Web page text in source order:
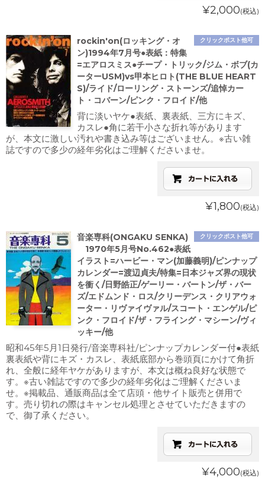
¥2,000(税込)
クリックポスト他可
rockin'on(ロッキング・オ
ン)1994年7月号●表紙：特集
=エアロスミス●チープ・トリック/ジム・ボブ(カ
ーターUSM)vs甲本ヒロト(THE BLUE HEART
S)/ライド/ローリング・ストーンズ/追悼カー
ト・コバーン/ピンク・フロイド/他
背に淡いヤケ●表紙、裏表紙、三方にキズ、
カスレ●角に若干小さな折れ等があります
が、本文に激しい汚れや書き込み等はございません。※古い雑
誌ですので多少の経年劣化はご理解くださいませ。
¥1,800(税込)
クリックポスト他可
音楽専科(ONGAKU SENKA)
1970年5月号No.462●表紙
イラスト=ハービー・マン(加藤義明)/ピンナップ
カレンダー=渡辺貞夫/特集=日本ジャズ界の現状
を衝く/日野皓正/ゲーリー・バートン/ザ・バー
ズ/エドムンド・ロス/クリーデンス・クリアウォ
ーター・リヴァイヴァル/スコート・エンゲル/ピ
ンク・フロイド/ザ・フライング・マシーン/ヴィ
ッキー/他
昭和45年5月1日発行/音楽専科社/ピンナップカレンダー付●表紙
裏表紙や背にキズ・カスレ、表紙底部から巻頭頁にかけて角折
れ、全般に経年ヤケがありますが、本文は概ね良好な状態で
す。※古い雑誌ですので多少の経年劣化はご理解くださいま
せ。※掲載品、通販商品は全て店頭・他サイト販売と併用で
す。売り切れの際はキャンセル処理とさせていただきますの
で、御了承ください。
¥4,000(税込)